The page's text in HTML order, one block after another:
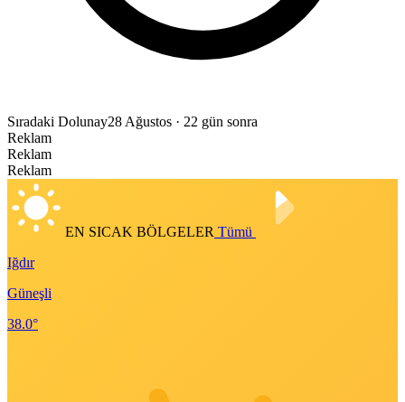
Sıradaki Dolunay28 Ağustos · 22 gün sonra
Reklam
Reklam
Reklam
EN SICAK BÖLGELER Tümü
Iğdır
Güneşli
38.0°